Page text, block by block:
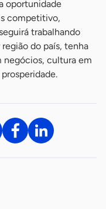
oportunidade
competitivo,
trabalhando
do país, tenha
negócios, cultura em